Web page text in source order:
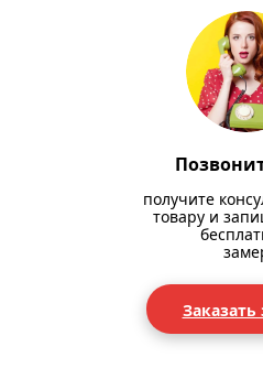
получите
товару и
Заказать